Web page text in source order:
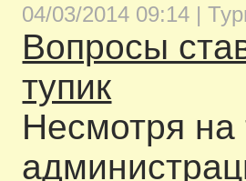
04/03/2014 09:14 |
Вопросы
тупик
Несмотря на